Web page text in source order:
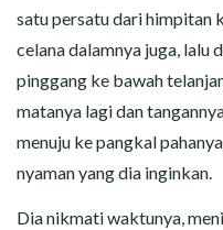
satu persatu dari himpitan
celana dalamnya juga, lalu
pinggang ke bawah
matanya lagi dan
menuju ke pangkal
nyaman yang dia inginkan.
Dia nikmati waktunya,